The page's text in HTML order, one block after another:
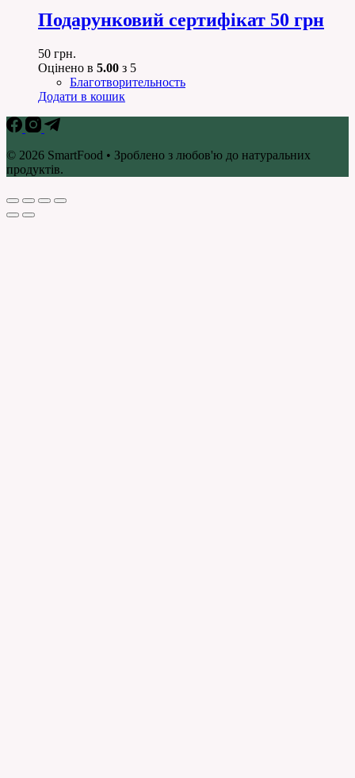
Подарунковий сертифікат 50 грн
50 грн.
Оцінено в 5.00 з 5
Благотворительность
Додати в кошик
© 2026 SmartFood • Зроблено з любов'ю до натуральних
продуктів.